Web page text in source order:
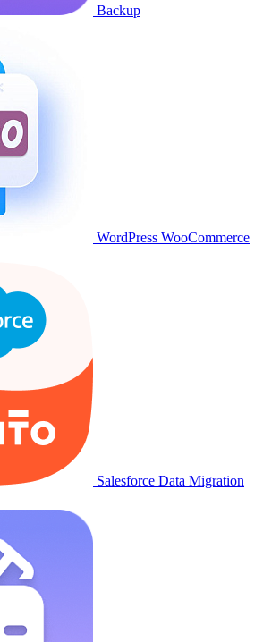
Backup
WordPress WooCommerce
Salesforce Data Migration